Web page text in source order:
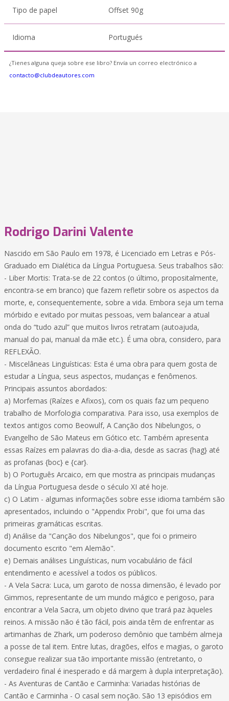
Tipo de papel Offset 90g
Idioma Portugués
¿Tienes alguna queja sobre ese libro? Envía un correo electrónico a
contacto@clubdeautores.com
Rodrigo Darini Valente
Nascido em São Paulo em 1978, é Licenciado em Letras e Pós-
Graduado em Dialética da Língua Portuguesa. Seus trabalhos são:
- Liber Mortis: Trata-se de 22 contos (o último, propositalmente,
encontra-se em branco) que fazem refletir sobre os aspectos da
morte, e, consequentemente, sobre a vida. Embora seja um tema
mórbido e evitado por muitas pessoas, vem balancear a atual
onda do “tudo azul” que muitos livros retratam (autoajuda,
manual do pai, manual da mãe etc.). É uma obra, considero, para
REFLEXÃO.
- Miscelâneas Linguísticas: Esta é uma obra para quem gosta de
estudar a Língua, seus aspectos, mudanças e fenômenos.
Principais assuntos abordados:
a) Morfemas (Raízes e Afixos), com os quais faz um pequeno
trabalho de Morfologia comparativa. Para isso, usa exemplos de
textos antigos como Beowulf, A Canção dos Nibelungos, o
Evangelho de São Mateus em Gótico etc. Também apresenta
essas Raízes em palavras do dia-a-dia, desde as sacras {hag} até
as profanas {boc} e {car}.
b) O Português Arcaico, em que mostra as principais mudanças
da Língua Portuguesa desde o século XI até hoje.
c) O Latim - algumas informações sobre esse idioma também são
apresentados, incluindo o "Appendix Probi", que foi uma das
primeiras gramáticas escritas.
d) Análise da "Canção dos Nibelungos", que foi o primeiro
documento escrito "em Alemão".
e) Demais análises Linguísticas, num vocabulário de fácil
entendimento e acessível a todos os públicos.
- A Vela Sacra: Luca, um garoto de nossa dimensão, é levado por
Gimmos, representante de um mundo mágico e perigoso, para
encontrar a Vela Sacra, um objeto divino que trará paz àqueles
reinos. A missão não é tão fácil, pois ainda têm de enfrentar as
artimanhas de Zhark, um poderoso demônio que também almeja
a posse de tal item. Entre lutas, dragões, elfos e magias, o garoto
consegue realizar sua tão importante missão (entretanto, o
verdadeiro final é inesperado e dá margem à dupla interpretação).
- As Aventuras de Cantão e Carminha: Variadas histórias de
Cantão e Carminha - O casal sem noção. São 13 episódios em